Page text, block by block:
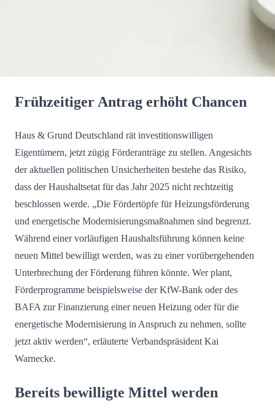
Frühzeitiger Antrag erhöht Chancen
Haus & Grund Deutschland rät investitionswilligen
Eigentümern, jetzt zügig Förderanträge zu stellen. Angesichts
der aktuellen politischen Unsicherheiten bestehe das Risiko,
dass der Haushaltsetat für das Jahr 2025 nicht rechtzeitig
beschlossen werde. „Die Fördertöpfe für Heizungsförderung
und energetische Modernisierungsmaßnahmen sind begrenzt.
Während einer vorläufigen Haushaltsführung können keine
neuen Mittel bewilligt werden, was zu einer vorübergehenden
Unterbrechung der Förderung führen könnte. Wer plant,
Förderprogramme beispielsweise der KfW-Bank oder des
BAFA zur Finanzierung einer neuen Heizung oder für die
energetische Modernisierung in Anspruch zu nehmen, sollte
jetzt aktiv werden“, erläuterte Verbandspräsident Kai
Warnecke.
Bereits bewilligte Mittel werden